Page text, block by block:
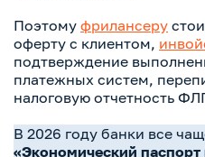
Поэтому фрилансеру
оферту с клиентом,
подтверждение
платежных систем,
налоговую отчетность
В 2026 году банки все
«Экономический паспорт